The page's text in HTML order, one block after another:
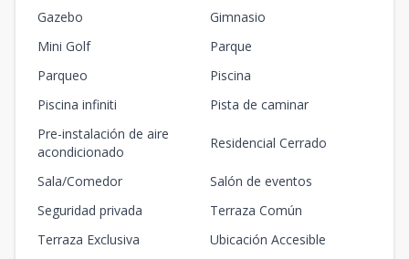
Gazebo
Gimnasio
Mini Golf
Parque
Parqueo
Piscina
Piscina infiniti
Pista de caminar
Pre-instalación de aire
acondicionado
Residencial Cerrado
Sala/Comedor
Salón de eventos
Seguridad privada
Terraza Común
Terraza Exclusiva
Ubicación Accesible